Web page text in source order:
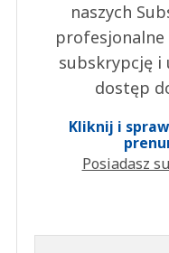
naszych
subskrypcję i
dostęp
Kliknij i
Posiadasz